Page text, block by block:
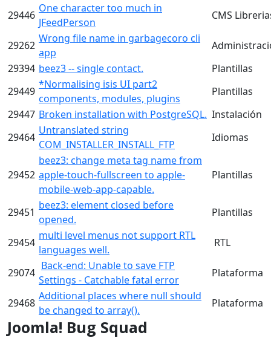
29446
One character too much in
JFeedPerson
CMS
29262
Wrong file name in garbagecoro cli
app
29394 beez3 -- single contact.
Plantillas
29449
*Normalising isis UI part2
components, modules, plugins
Plantillas
29447 Broken installation with PostgreSQL. Instalación
29464
Untranslated string
COM_INSTALLER_INSTALL_FTP
Idiomas
29452
beez3: change meta tag name from
apple-touch-fullscreen to apple-
mobile-web-app-capable.
Plantillas
29451
beez3: element closed before
opened.
Plantillas
29454
multi level menus not support RTL
languages well.
RTL
29074
Back-end: Unable to save FTP
Settings - Catchable fatal error
Plataforma
29468
Additional places where null should
be changed to array().
Plataforma
Joomla! Bug Squad